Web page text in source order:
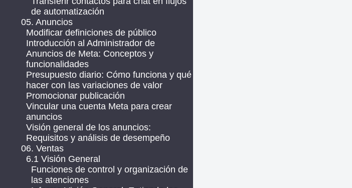
de automatización
05. Anuncios
Modificar definiciones de público
Introducción al Administrador de
Anuncios de Meta: Conceptos y
funcionalidades
Presupuesto diario: Cómo funciona y qué
hacer con las variaciones de valor
Promocionar publicación
Vincular una cuenta Meta para crear
anuncios
Visión general de los anuncios:
Requisitos y análisis de desempeño
06. Ventas
6.1 Visión General
Funciones de control y organización de
las atenciones